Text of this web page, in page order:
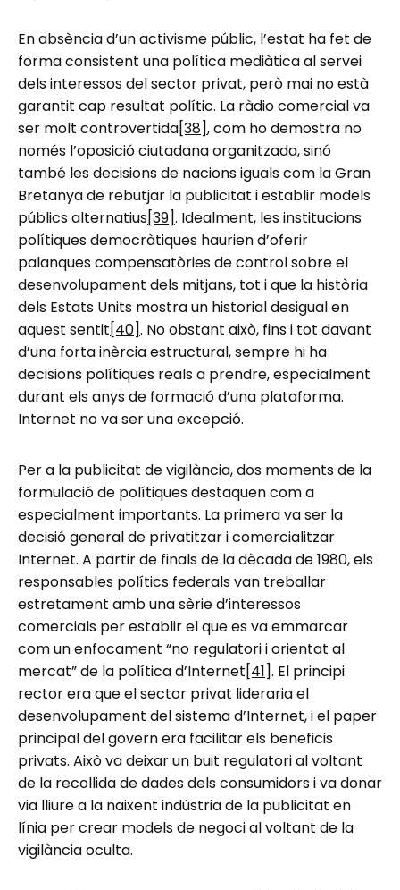
En absència d’un activisme públic, l’estat ha fet de
forma consistent una política mediàtica al servei
dels interessos del sector privat, però mai no està
garantit cap resultat polític. La ràdio comercial va
ser molt controvertida[38], com ho demostra no
només l’oposició ciutadana organitzada, sinó
també les decisions de nacions iguals com la Gran
Bretanya de rebutjar la publicitat i establir models
públics alternatius[39]. Idealment, les institucions
polítiques democràtiques haurien d’oferir
palanques compensatòries de control sobre el
desenvolupament dels mitjans, tot i que la història
dels Estats Units mostra un historial desigual en
aquest sentit[40]. No obstant això, fins i tot davant
d’una forta inèrcia estructural, sempre hi ha
decisions polítiques reals a prendre, especialment
durant els anys de formació d’una plataforma.
Internet no va ser una excepció.
Per a la publicitat de vigilància, dos moments de la
formulació de polítiques destaquen com a
especialment importants. La primera va ser la
decisió general de privatitzar i comercialitzar
Internet. A partir de finals de la dècada de 1980, els
responsables polítics federals van treballar
estretament amb una sèrie d’interessos
comercials per establir el que es va emmarcar
com un enfocament “no regulatori i orientat al
mercat” de la política d’Internet[41]. El principi
rector era que el sector privat lideraria el
desenvolupament del sistema d’Internet, i el paper
principal del govern era facilitar els beneficis
privats. Això va deixar un buit regulatori al voltant
de la recollida de dades dels consumidors i va donar
via lliure a la naixent indústria de la publicitat en
línia per crear models de negoci al voltant de la
vigilància oculta.